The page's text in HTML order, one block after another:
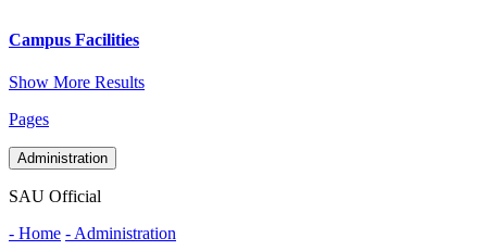
Campus Facilities
Show More Results
Pages
Administration
SAU Official
- Home - Administration